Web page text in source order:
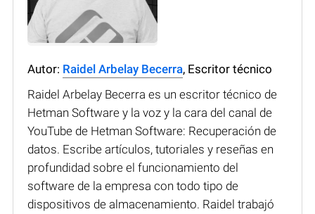
Autor: Raidel Arbelay Becerra, Escritor técnico
Raidel Arbelay Becerra es un escritor técnico de
Hetman Software y la voz y la cara del canal de
YouTube de Hetman Software: Recuperación de
datos. Escribe artículos, tutoriales y reseñas en
profundidad sobre el funcionamiento del
software de la empresa con todo tipo de
dispositivos de almacenamiento. Raidel trabajó